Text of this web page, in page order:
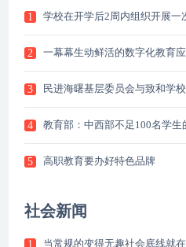
1 学校在开学后2周内组织开展一
2 一幕幕生动鲜活的数字化教育
3 民进海曙基层委员会与致和学
4 教育部：中西部不足100名学生
5 高职教育要办好特色品牌
社会新闻
1 当常规的变得无趣社会底线就